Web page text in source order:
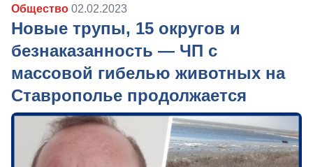
Общество 02.02.2023
Новые трупы, 15 округов и
безнаказанность — ЧП с
массовой гибелью животных на
Ставрополье продолжается